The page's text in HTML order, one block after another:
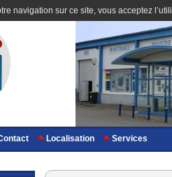
navigation sur ce site, vous acceptez
Localisation Services